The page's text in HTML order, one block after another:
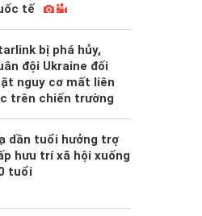
tế
bị phá hủy,
đội Ukraine đối
nguy cơ mất liên
trên chiến trường
dần tuổi hưởng trợ
hưu trí xã hội xuống
tuổi